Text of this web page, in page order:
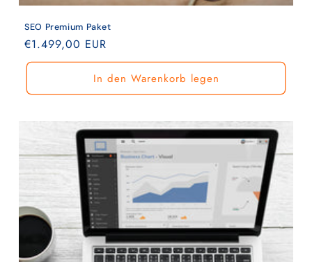
SEO Premium Paket
Normaler
Preis
€1.499,00 EUR
In den Warenkorb legen